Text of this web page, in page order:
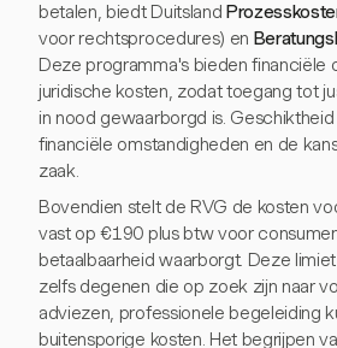
betalen, biedt Duitsland
voor rechtsprocedures) en
Deze programma's bieden financiële
juridische kosten, zodat toegang tot
in nood gewaarborgd is.
financiële omstandigheden en de
zaak.
Bovendien stelt de RVG de kosten
vast op €190 plus btw voor
betaalbaarheid waarborgt. Deze
zelfs degenen die op zoek zijn naar
adviezen, professionele begeleiding
buitensporige kosten. Het begrijpen